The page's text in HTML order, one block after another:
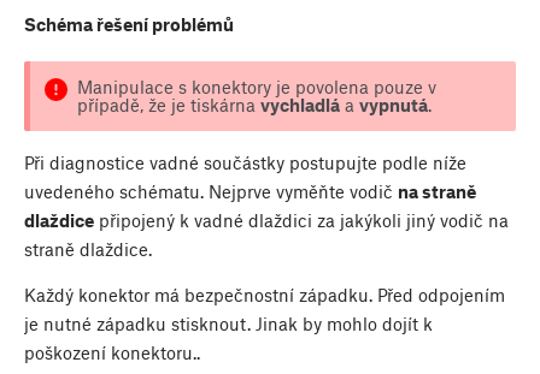
Schéma řešení problémů
Manipulace s konektory je povolena pouze v
případě, že je tiskárna vychladláa vypnutá.
Při diagnostice vadné součástky postupujte podle níže
uvedeného schématu. Nejprve vyměňte vodič na straně
dlaždice připojený k vadné dlaždici za jakýkoli jiný vodič na
straně dlaždice.
Každý konektor má bezpečnostní západku. Před odpojením
je nutné západku stisknout. Jinak by mohlo dojít k
poškození konektoru..